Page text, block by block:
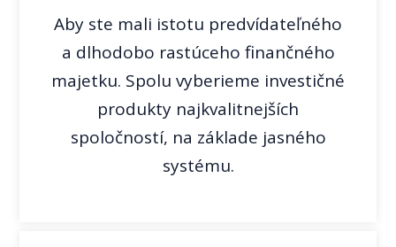
Aby ste mali istotu predvídateľného
a dlhodobo rastúceho finančného
majetku. Spolu vyberieme investičné
produkty najkvalitnejších
spoločností, na základe jasného
systému.